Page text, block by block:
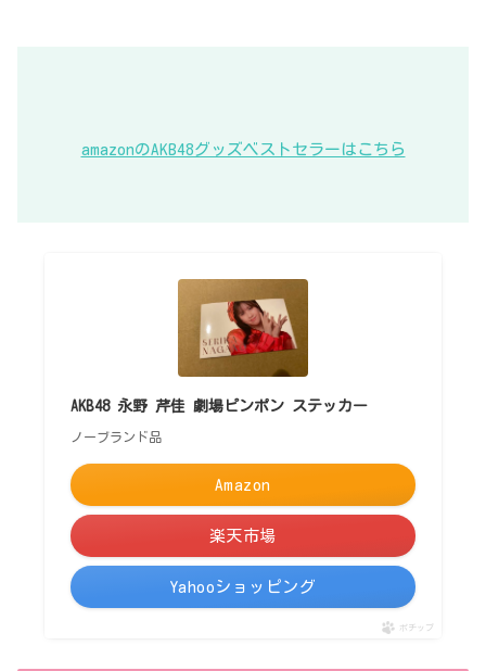
amazonのAKB48グッズベストセラーはこちら
AKB48 永野 芹佳 劇場ピンポン ステッカー
ノーブランド品
Amazon
楽天市場
Yahooショッピング
ポチップ